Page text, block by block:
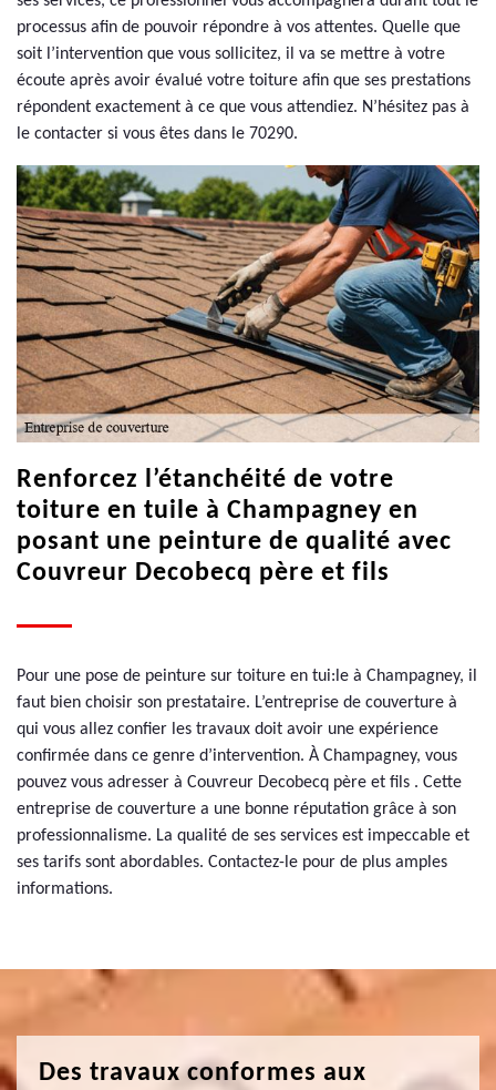
processus afin de pouvoir répondre à vos attentes. Quelle que
soit l’intervention que vous sollicitez, il va se mettre à votre
écoute après avoir évalué votre toiture afin que ses prestations
répondent exactement à ce que vous attendiez. N’hésitez pas à
le contacter si vous êtes dans le 70290.
Renforcez l’étanchéité de votre
toiture en tuile à Champagney en
posant une peinture de qualité avec
Couvreur Decobecq père et fils
Pour une pose de peinture sur toiture en tui:le à Champagney, il
faut bien choisir son prestataire. L’entreprise de couverture à
qui vous allez confier les travaux doit avoir une expérience
confirmée dans ce genre d’intervention. À Champagney, vous
pouvez vous adresser à Couvreur Decobecq père et fils . Cette
entreprise de couverture a une bonne réputation grâce à son
professionnalisme. La qualité de ses services est impeccable et
ses tarifs sont abordables. Contactez-le pour de plus amples
informations.
Des travaux conformes aux